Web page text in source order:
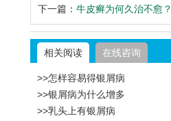
下一篇： 牛皮癣为何久治不愈？
相关阅读 在线咨询
>>怎样容易得银屑病
>>银屑病为什么增多
>>乳头上有银屑病